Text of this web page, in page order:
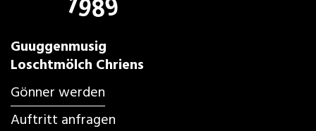
Guuggenmusig
Loschtmölch Chriens
Gönner werden
Auftritt anfragen